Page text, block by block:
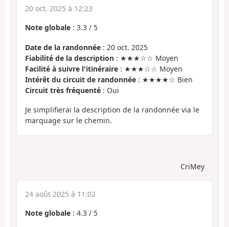
20 oct. 2025 à 12:23
Note globale : 3.3 / 5
Date de la randonnée : 20 oct. 2025
Fiabilité de la description : ★★★☆☆ Moyen
Facilité à suivre l'itinéraire : ★★★☆☆ Moyen
Intérêt du circuit de randonnée : ★★★★☆ Bien
Circuit très fréquenté : Oui
Je simplifierai la description de la randonnée via le
marquage sur le chemin.
CriMey
24 août 2025 à 11:02
Note globale : 4.3 / 5